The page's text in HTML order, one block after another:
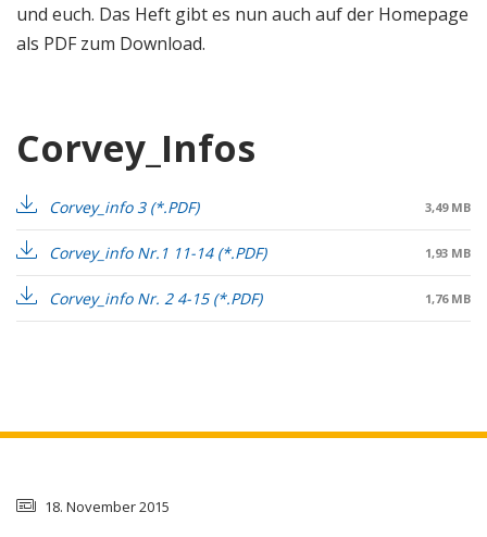
und euch. Das Heft gibt es nun auch auf der Homepage
als PDF zum Download.
Corvey_Infos
Corvey_info 3 3,49 MB
Corvey_info Nr.1 11-14 1,93 MB
Corvey_info Nr. 2 4-15 1,76 MB
18. November 2015